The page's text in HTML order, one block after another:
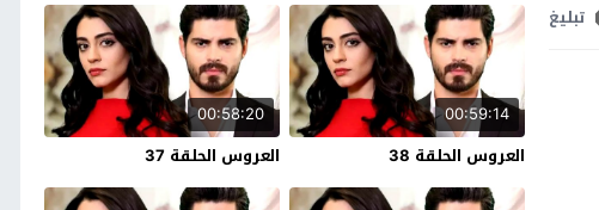
تبليغ
00:59:14
العروس الحلقة 38
00:58:20
العروس الحلقة 37